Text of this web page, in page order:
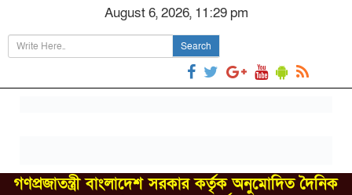
August 6, 2026, 11:29 pm
Search
গণপ্রজাতন্ত্রী বাংলাদেশ সরকার কর্তৃক অনুমোদিত দৈনিক